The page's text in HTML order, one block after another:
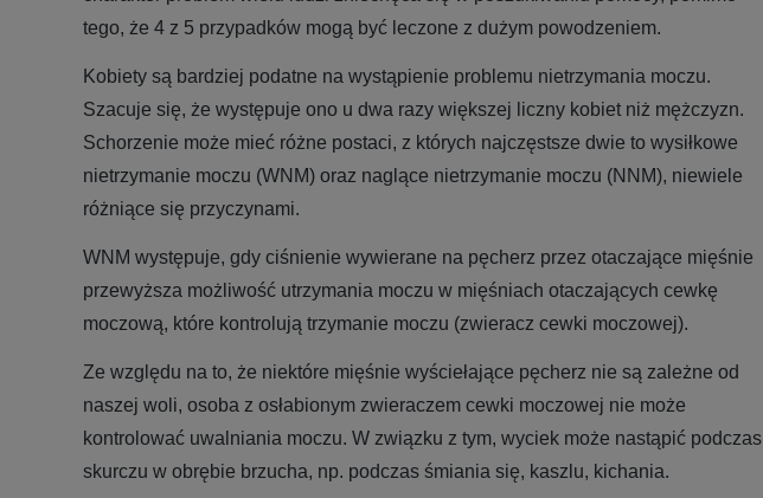
tego, że 4 z 5 przypadków mogą być leczone z dużym powodzeniem.
Kobiety są bardziej podatne na wystąpienie problemu nietrzymania moczu.
Szacuje się, że występuje ono u dwa razy większej liczny kobiet niż mężczyzn.
Schorzenie może mieć różne postaci, z których najczęstsze dwie to wysiłkowe
nietrzymanie moczu (WNM) oraz naglące nietrzymanie moczu (NNM), niewiele
różniące się przyczynami.
WNM występuje, gdy ciśnienie wywierane na pęcherz przez otaczające mięśnie
przewyższa możliwość utrzymania moczu w mięśniach otaczających cewkę
moczową, które kontrolują trzymanie moczu (zwieracz cewki moczowej).
Ze względu na to, że niektóre mięśnie wyściełające pęcherz nie są zależne od
naszej woli, osoba z osłabionym zwieraczem cewki moczowej nie może
kontrolować uwalniania moczu. W związku z tym, wyciek może nastąpić podczas
skurczu w obrębie brzucha, np. podczas śmiania się, kaszlu, kichania.